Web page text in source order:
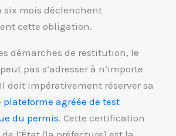
six mois déclenchent
cette obligation.
démarches de restitution, le
pas s’adresser à n’importe
doit impérativement réserver sa
plateforme agréée de test
du permis. Cette certification